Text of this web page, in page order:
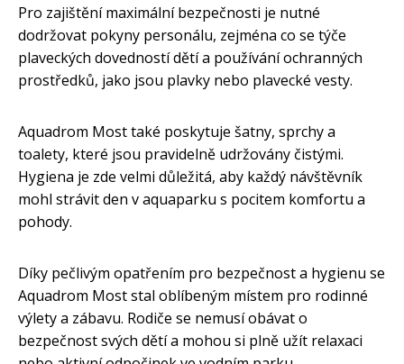
Pro zajištění maximální bezpečnosti je nutné
dodržovat pokyny personálu, zejména co se týče
plaveckých dovedností dětí a používání ochranných
prostředků, jako jsou plavky nebo plavecké vesty.
Aquadrom Most také poskytuje šatny, sprchy a
toalety, které jsou pravidelně udržovány čistými.
Hygiena je zde velmi důležitá, aby každý návštěvník
mohl strávit den v aquaparku s pocitem komfortu a
pohody.
Díky pečlivým opatřením pro bezpečnost a hygienu se
Aquadrom Most stal oblíbeným místem pro rodinné
výlety a zábavu. Rodiče se nemusí obávat o
bezpečnost svých dětí a mohou si plně užít relaxaci